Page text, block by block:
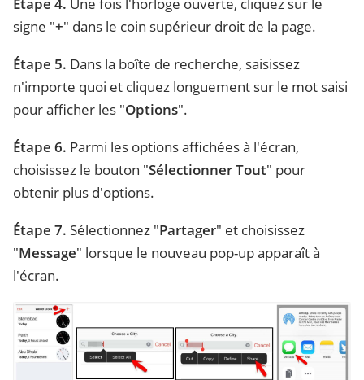
Étape 4. Une fois l'horloge ouverte, cliquez sur le
signe "+" dans le coin supérieur droit de la page.
Étape 5. Dans la boîte de recherche, saisissez
n'importe quoi et cliquez longuement sur le mot saisi
pour afficher les "Options".
Étape 6. Parmi les options affichées à l'écran,
choisissez le bouton "Sélectionner Tout" pour
obtenir plus d'options.
Étape 7. Sélectionnez "Partager" et choisissez
"Message" lorsque le nouveau pop-up apparaît à
l'écran.